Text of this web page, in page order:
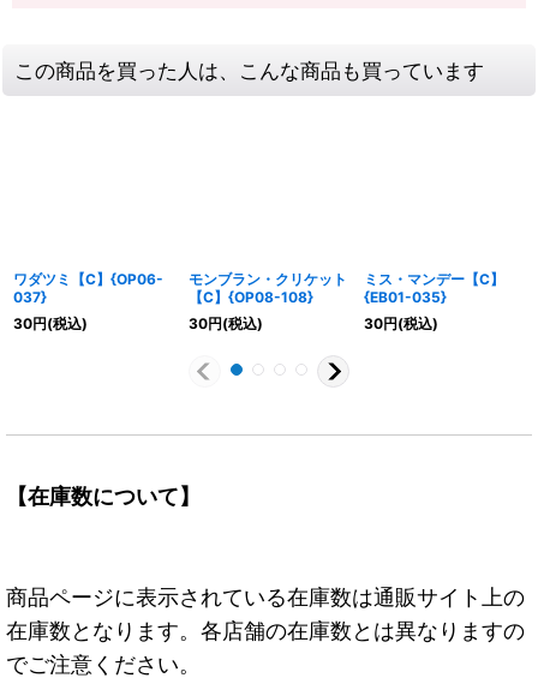
この商品を買った人は、こんな商品も買っています
ワダツミ【C】{OP06-
037}
30円(税込)
モンブラン・クリケット
【C】{OP08-108}
30円(税込)
ミス・マンデー【C】
{EB01-035}
30円(税込)
【在庫数について】
商品ページに表示されている在庫数は通販サイト上の
在庫数となります。各店舗の在庫数とは異なりますの
でご注意ください。